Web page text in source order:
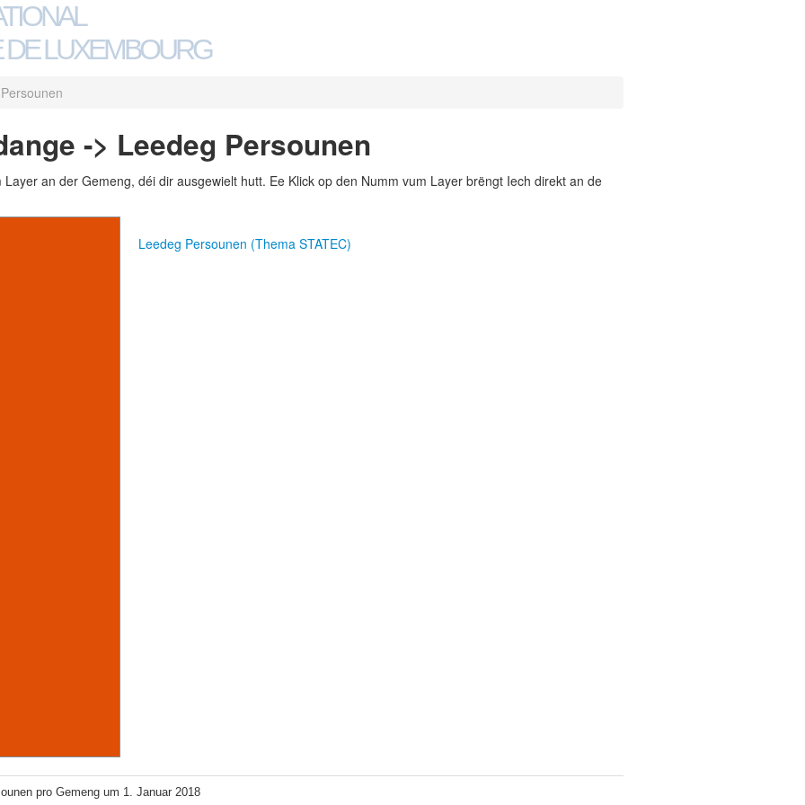
LUXEMBOURG
-> Leedeg Persounen
an der Gemeng, déi dir ausgewielt hutt. Ee Klick op den Numm vum Layer brëngt Iech direkt an de
Leedeg Persounen (Thema STATEC)
pro Gemeng um 1. Januar 2018